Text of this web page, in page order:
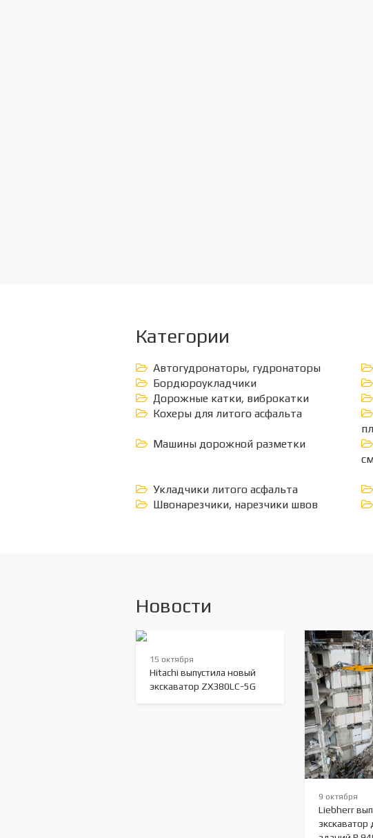
Категории
Автогудронаторы, гудронаторы
Бордюроукладчики
Дорожные катки, виброкатки
Кохеры для литого асфальта
Машины дорожной разметки
Укладчики литого асфальта
Швонарезчики, нарезчики швов
Новости
15 октября
Hitachi выпустила новый
экскаватор ZX380LC-5G
9 октября
Liebherr
экскаватор